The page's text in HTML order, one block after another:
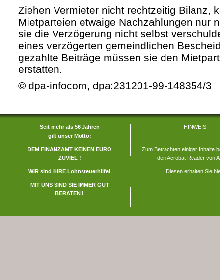
Ziehen Vermieter nicht rechtzeitig Bilanz,
Mietparteien etwaige Nachzahlungen nur
sie die Verzögerung nicht selbst
eines verzögerten gemeindlichen
gezahlte Beiträge müssen sie den
erstatten.
© dpa-infocom, dpa:231201-99-148354/3
Seit mehr als 56 Jahren
gilt unser Motto:
DEM FINANZAMT KEINEN EURO
ZUVIEL !
WIR sind IHRE Lohnsteuerhilfe!
MIT UNS SIND SIE IMMER GUT
BERATEN !
HINWEIS
Zum Betrachten einiger Inhalte
den Acrobat Reader von
Diesen erhalten Sie